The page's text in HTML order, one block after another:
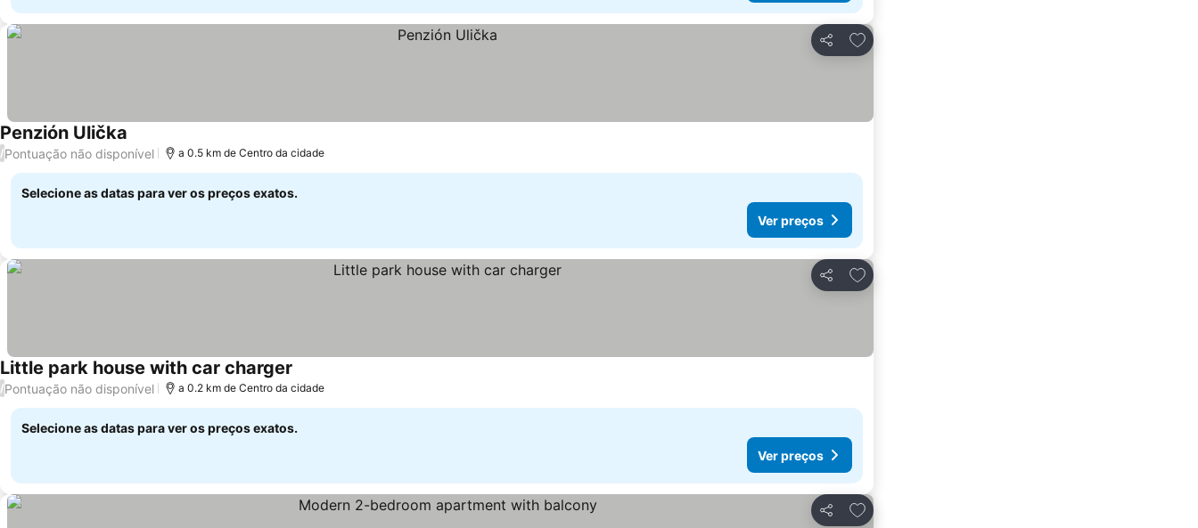
Partilhar
Adicionar aos favoritos
Penzión Ulička
/Pontuação não disponível a 0.5 km de Centro da cidade
Selecione as datas para ver os preços exatos.
Ver preços
Partilhar
Adicionar aos favoritos
Little park house with car charger
/Pontuação não disponível a 0.2 km de Centro da cidade
Selecione as datas para ver os preços exatos.
Ver preços
Partilhar
Adicionar aos favoritos